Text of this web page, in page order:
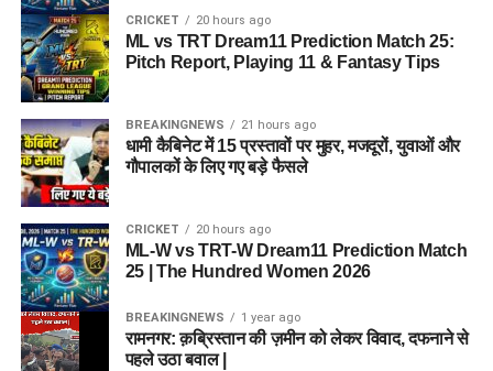
CRICKET 20 hours ago
ML vs TRT Dream11 Prediction Match 25:
Pitch Report, Playing 11 & Fantasy Tips
BREAKINGNEWS 21 hours ago
धामी कैबिनेट में 15 प्रस्तावों पर मुहर, मजदूरों, युवाओं और
गौपालकों के लिए गए बड़े फैसले
CRICKET 20 hours ago
ML-W vs TRT-W Dream11 Prediction Match
25 | The Hundred Women 2026
BREAKINGNEWS 1 year ago
रामनगर: क़ब्रिस्तान की ज़मीन को लेकर विवाद, दफनाने से
पहले उठा बवाल |